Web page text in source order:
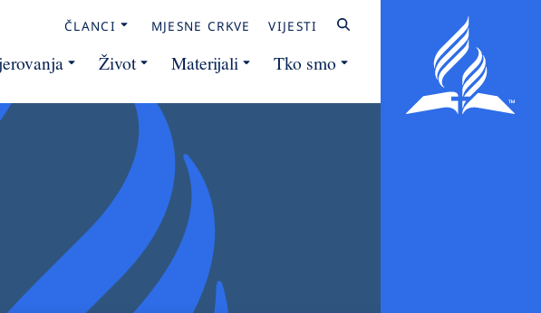
ČLANCI MJESNE CRKVE VIJESTI
Život Materijali Tko smo